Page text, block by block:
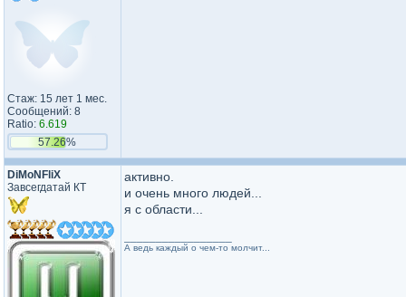
Стаж: 15 лет 1 мес.
Сообщений: 8
Ratio: 6.619
57.26%
DiMoNFliX
Завсегдатай КТ
активно.
и очень много людей...
я с области...
А ведь каждый о чем-то молчит...